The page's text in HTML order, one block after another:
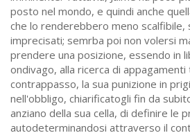
posto nel mondo, e quindi anche
che lo renderebbero meno scalfibile,
imprecisati; semrba poi non volersi
prendere una posizione, essendo in
ondivago, alla ricerca di
contrappasso, la sua punizione in
nell'obbligo, chiarificatogli fin da
anziano della sua cella, di definire le
autodeterminandosi attraverso il